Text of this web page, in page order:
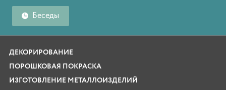
Беседы
ДЕКОРИРОВАНИЕ
ПОРОШКОВАЯ ПОКРАСКА
ИЗГОТОВЛЕНИЕ МЕТАЛЛОИЗДЕЛИЙ